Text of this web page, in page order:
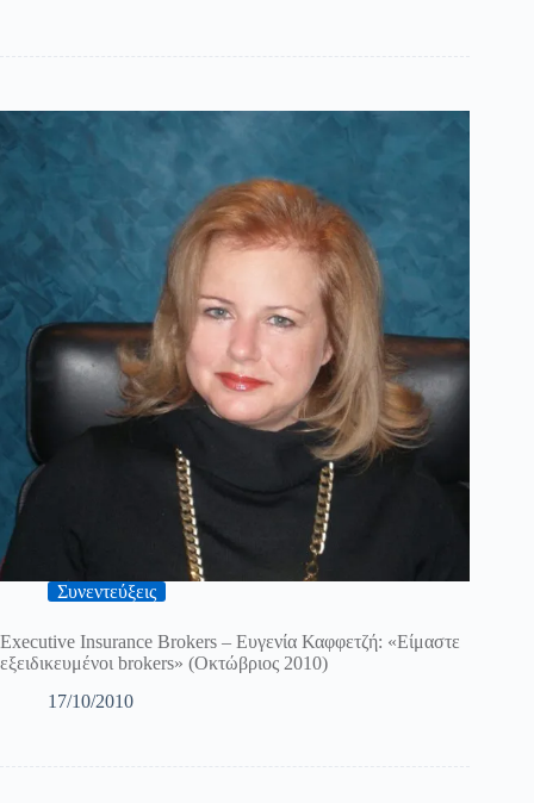
Συνεντεύξεις
Executive Insurance Brokers – Eυγενία Καφφετζή: «Είμαστε
εξειδικευμένοι brokers» (Οκτώβριος 2010)
17/10/2010